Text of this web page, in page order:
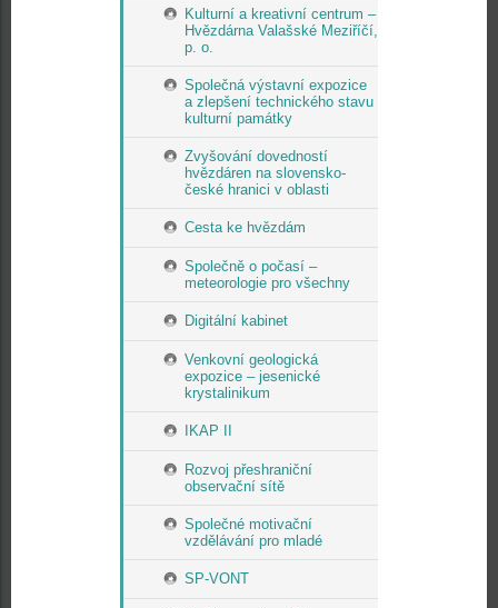
Kulturní a kreativní centrum –
Hvězdárna Valašské Meziříčí,
p. o.
Společná výstavní expozice
a zlepšení technického stavu
kulturní památky
Zvyšování dovedností
hvězdáren na slovensko-
české hranici v oblasti
Cesta ke hvězdám
Společně o počasí –
meteorologie pro všechny
Digitální kabinet
Venkovní geologická
expozice – jesenické
krystalinikum
IKAP II
Rozvoj přeshraniční
observační sítě
Společné motivační
vzdělávání pro mladé
SP-VONT